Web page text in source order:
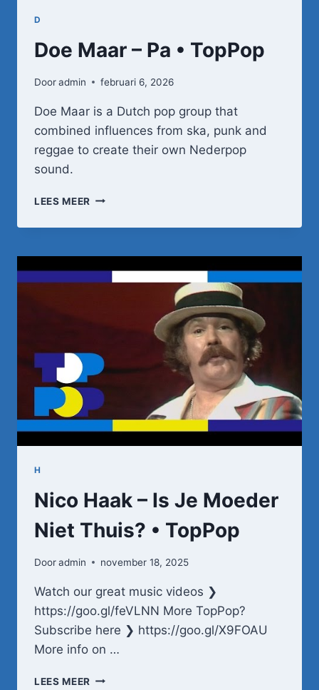
D
Doe Maar – Pa • TopPop
Dooradmin februari 6, 2026
Doe Maar is a Dutch pop group that
combined influences from ska, punk and
reggae to create their own Nederpop
sound.
LEES MEER DOE
–
•
TOPPOP
H
Nico Haak – Is Je Moeder
Niet Thuis? • TopPop
Dooradmin november 18, 2025
Watch our great music videos ❯
https://goo.gl/feVLNN More TopPop?
Subscribe here ❯ https://goo.gl/X9FOAU
More info on …
LEES MEER NICO